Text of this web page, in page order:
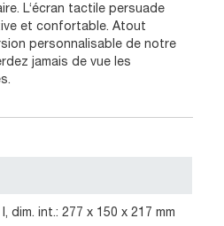
L‘écran tactile persuade
et confortable. Atout
personnalisable de notre
jamais de vue les
dim. int.: 277 x 150 x 217 mm